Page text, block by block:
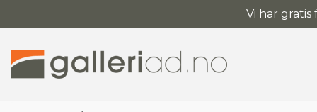
til
Vi har
PRODUKTER